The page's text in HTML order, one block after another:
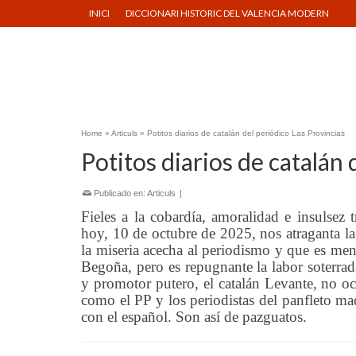
INICI DICCIONARI HISTORIC DEL VALENCIA MODERN
Home » Articuls » Potitos diarios de catalán del periódico Las Provincias
Potitos diarios de catalán
Publicado en: Articuls |
Fieles a la cobardía, amoralidad e
hoy, 10 de octubre de 2025, nos atraganta
la miseria acecha al periodismo y que es
Begoña, pero es repugnante la labor
y promotor putero, el catalán Levante, no
como el PP y los periodistas del panfleto
con el español. Son así de pazguatos.